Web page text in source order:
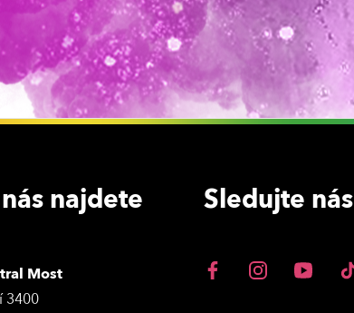
najdete
Most
3400
Sledujte nás